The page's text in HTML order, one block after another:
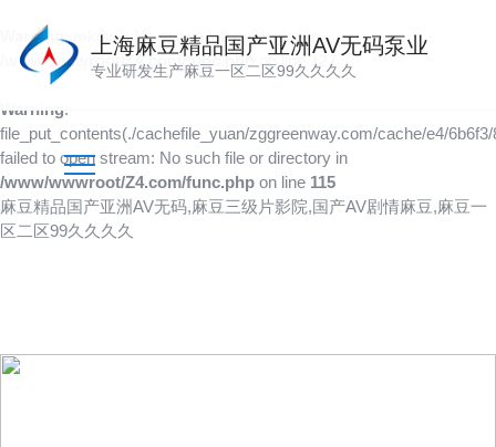
Warning: mkdir(): No space left on device in
/www/wwwroot/Z4.com/func.php
on line 127
Warning:
file_put_contents(./cachefile_yuan/zggreenway.com/cache/e4/
failed to open stream: No such file or directory in
/www/wwwroot/Z4.com/func.php on line 115
麻豆精品国产亚洲AV无码,麻豆三级片影院,国产AV剧情麻豆,麻豆一
区二区99久久久久
上海麻豆精品国产亚洲AV无码泵业
专业研发生产麻豆一区二区99久久久久